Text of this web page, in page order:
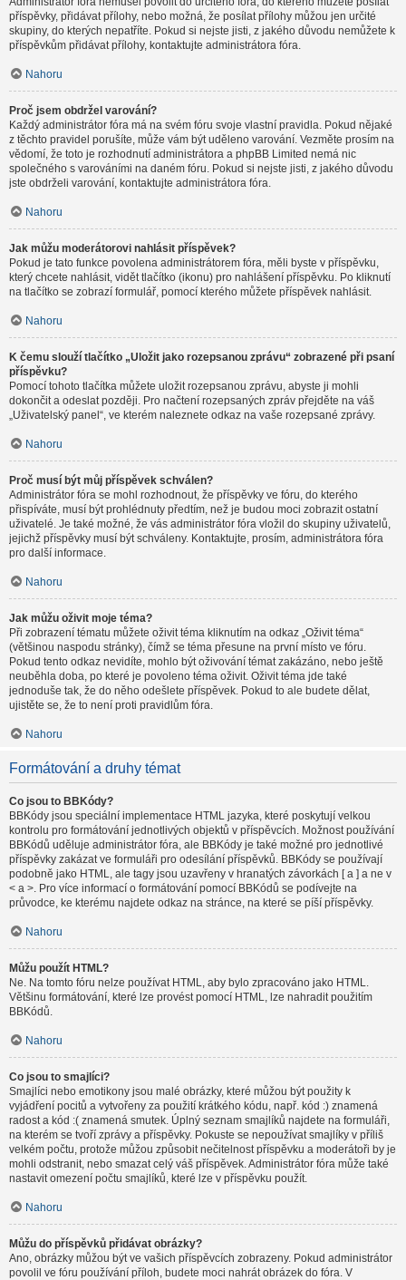
příspěvky, přidávat přílohy, nebo možná, že posílat přílohy můžou jen určité
skupiny, do kterých nepatříte. Pokud si nejste jisti, z jakého důvodu nemůžete k
příspěvkům přidávat přílohy, kontaktujte administrátora fóra.
Nahoru
Proč jsem obdržel varování?
Každý administrátor fóra má na svém fóru svoje vlastní pravidla. Pokud nějaké
z těchto pravidel porušíte, může vám být uděleno varování. Vezměte prosím na
vědomí, že toto je rozhodnutí administrátora a phpBB Limited nemá nic
společného s varováními na daném fóru. Pokud si nejste jisti, z jakého důvodu
jste obdrželi varování, kontaktujte administrátora fóra.
Nahoru
Jak můžu moderátorovi nahlásit příspěvek?
Pokud je tato funkce povolena administrátorem fóra, měli byste v příspěvku,
který chcete nahlásit, vidět tlačítko (ikonu) pro nahlášení příspěvku. Po kliknutí
na tlačítko se zobrazí formulář, pomocí kterého můžete příspěvek nahlásit.
Nahoru
K čemu slouží tlačítko „Uložit jako rozepsanou zprávu“ zobrazené při psaní
příspěvku?
Pomocí tohoto tlačítka můžete uložit rozepsanou zprávu, abyste ji mohli
dokončit a odeslat později. Pro načtení rozepsaných zpráv přejděte na váš
„Uživatelský panel“, ve kterém naleznete odkaz na vaše rozepsané zprávy.
Nahoru
Proč musí být můj příspěvek schválen?
Administrátor fóra se mohl rozhodnout, že příspěvky ve fóru, do kterého
přispíváte, musí být prohlédnuty předtím, než je budou moci zobrazit ostatní
uživatelé. Je také možné, že vás administrátor fóra vložil do skupiny uživatelů,
jejichž příspěvky musí být schváleny. Kontaktujte, prosím, administrátora fóra
pro další informace.
Nahoru
Jak můžu oživit moje téma?
Při zobrazení tématu můžete oživit téma kliknutím na odkaz „Oživit téma“
(většinou naspodu stránky), čímž se téma přesune na první místo ve fóru.
Pokud tento odkaz nevidíte, mohlo být oživování témat zakázáno, nebo ještě
neuběhla doba, po které je povoleno téma oživit. Oživit téma jde také
jednoduše tak, že do něho odešlete příspěvek. Pokud to ale budete dělat,
ujistěte se, že to není proti pravidlům fóra.
Nahoru
Formátování a druhy témat
Co jsou to BBKódy?
BBKódy jsou speciální implementace HTML jazyka, které poskytují velkou
kontrolu pro formátování jednotlivých objektů v příspěvcích. Možnost používání
BBKódů uděluje administrátor fóra, ale BBKódy je také možné pro jednotlivé
příspěvky zakázat ve formuláři pro odesílání příspěvků. BBKódy se používají
podobně jako HTML, ale tagy jsou uzavřeny v hranatých závorkách [ a ] a ne v
< a >. Pro více informací o formátování pomocí BBKódů se podívejte na
průvodce, ke kterému najdete odkaz na stránce, na které se píší příspěvky.
Nahoru
Můžu použít HTML?
Ne. Na tomto fóru nelze používat HTML, aby bylo zpracováno jako HTML.
Většinu formátování, které lze provést pomocí HTML, lze nahradit použitím
BBKódů.
Nahoru
Co jsou to smajlíci?
Smajlíci nebo emotikony jsou malé obrázky, které můžou být použity k
vyjádření pocitů a vytvořeny za použití krátkého kódu, např. kód :) znamená
radost a kód :( znamená smutek. Úplný seznam smajlíků najdete na formuláři,
na kterém se tvoří zprávy a příspěvky. Pokuste se nepoužívat smajlíky v příliš
velkém počtu, protože můžou způsobit nečitelnost příspěvku a moderátoři by je
mohli odstranit, nebo smazat celý váš příspěvek. Administrátor fóra může také
nastavit omezení počtu smajlíků, které lze v příspěvku použít.
Nahoru
Můžu do příspěvků přidávat obrázky?
Ano, obrázky můžou být ve vašich příspěvcích zobrazeny. Pokud administrátor
povolil ve fóru používání příloh, budete moci nahrát obrázek do fóra. V